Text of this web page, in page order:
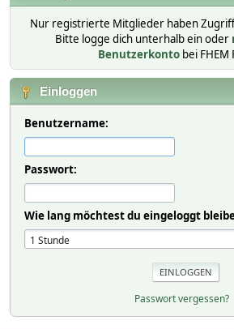
Nur registrierte Mitglieder haben
Bitte logge dich unterhalb ein oder
Benutzerkonto bei FHEM
Einloggen
Benutzername:
Passwort:
Wie lang möchtest du eingeloggt
Passwort vergessen?